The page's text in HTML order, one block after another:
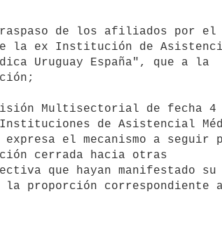
de los afiliados por el
la ex Institución de
Uruguay España", que a la
Multisectorial de fecha 4
de Asistencial
el mecanismo a seguir
cerrada hacia otras
que hayan manifestado su
proporción correspondiente